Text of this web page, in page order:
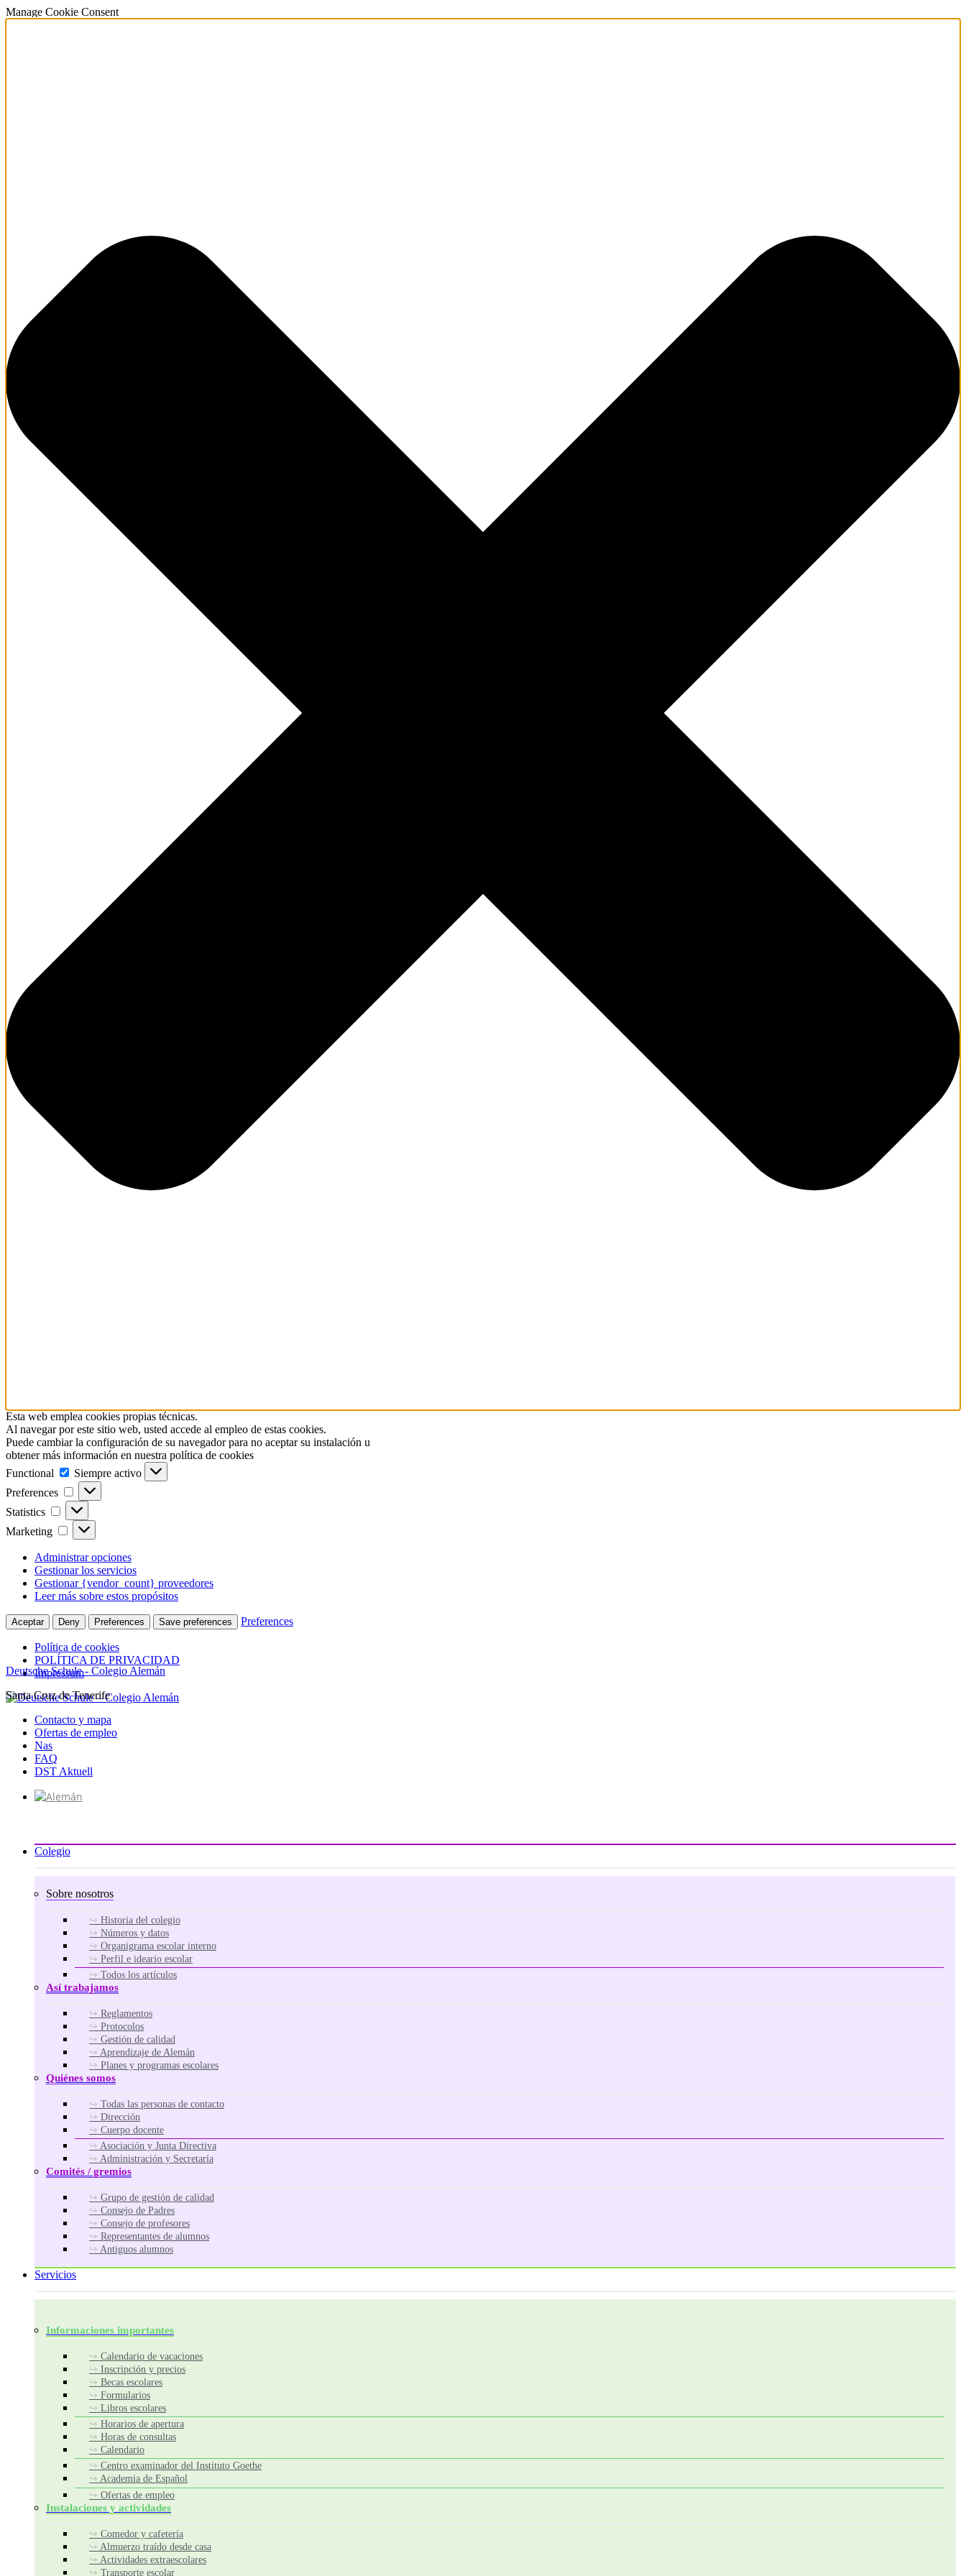
Manage Cookie Consent
Esta web emplea cookies propias técnicas.
Al navegar por este sitio web, usted accede al empleo de estas cookies.
Puede cambiar la configuración de su navegador para no aceptar su instalación u
obtener más información en nuestra política de cookies
Functional
Functional
Siempre activo
Preferences
Preferences
Statistics Statistics
Marketing Marketing
Administrar opciones
Gestionar los servicios
Gestionar {vendor_count} proveedores
Leer más sobre estos propósitos
Aceptar Deny Preferences Save preferences Preferences
Política de cookies
POLÍTICA DE PRIVACIDAD
Impressum
Ir
contenido
Deutsche Schule - Colegio Alemán
Santa Cruz de Tenerife
Contacto y mapa
Ofertas de empleo
Nas
FAQ
DST Aktuell
Colegio
Sobre nosotros
Historia del colegio
Números y datos
Organigrama escolar interno
Perfil e ideario escolar
Todos los artículos
Así trabajamos
Reglamentos
Protocolos
Gestión de calidad
Aprendizaje de Alemán
Planes y programas escolares
Quiénes somos
Todas las personas de contacto
Dirección
Cuerpo docente
Asociación y Junta Directiva
Administración y Secretaría
Comités / gremios
Grupo de gestión de calidad
Consejo de Padres
Consejo de profesores
Representantes de alumnos
Antiguos alumnos
Servicios
Informaciones importantes
Calendario de vacaciones
Inscripción y precios
Becas escolares
Formularios
Libros escolares
Horarios de apertura
Horas de consultas
Calendario
Centro examinador del Instituto Goethe
Academia de Español
Ofertas de empleo
Instalaciones y actividades
Comedor y cafetería
Almuerzo traído desde casa
Actividades extraescolares
Transporte escolar